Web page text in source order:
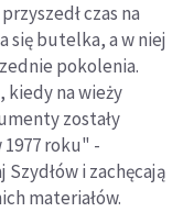
czas na
się butelka, a w niej
pokolenia.
kiedy na wieży
zostały
1977 roku" -
i zachęcają
materiałów.